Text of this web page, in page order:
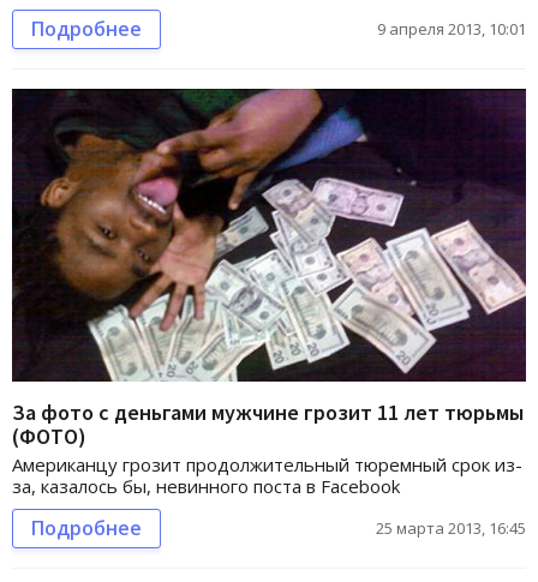
Подробнее 9 апреля 2013, 10:01
За фото с деньгами мужчине грозит 11 лет тюрьмы
(ФОТО)
Американцу грозит продолжительный тюремный срок из-
за, казалось бы, невинного поста в Facebook
Подробнее 25 марта 2013, 16:45